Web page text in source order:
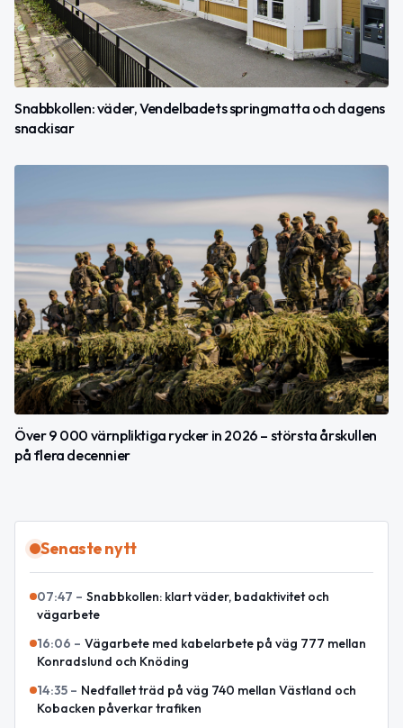
Snabbkollen: väder, Vendelbadets springmatta och dagens
snackisar
Över 9 000 värnpliktiga rycker in 2026 – största årskullen
på flera decennier
Senaste nytt
07:47 – Snabbkollen: klart väder, badaktivitet och
vägarbete
16:06 – Vägarbete med kabelarbete på väg 777 mellan
Konradslund och Knöding
14:35 – Nedfallet träd på väg 740 mellan Västland och
Kobacken påverkar trafiken